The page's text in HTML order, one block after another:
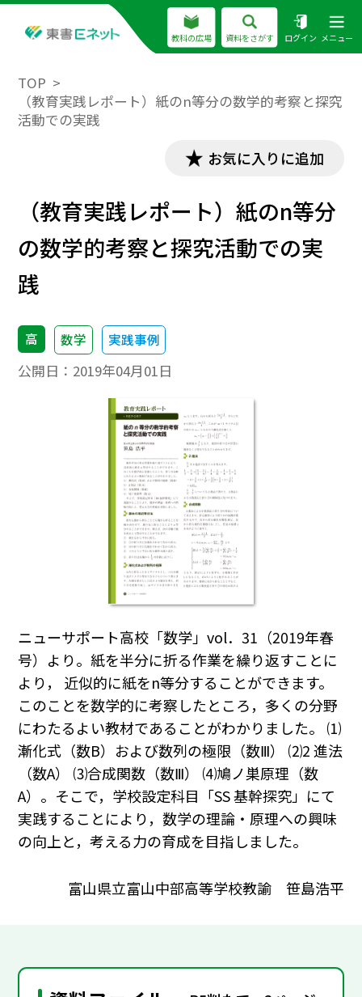
教科の広場 資料をさがす ログイン メニュー
TOP
（教育実践レポート）紙のn等分の数学的考察と探究
活動での実践
お気に入りに追加
（教育実践レポート）紙のn等分
の数学的考察と探究活動での実
践
高 数学 実践事例
公開日： 2019年04月01日
ニューサポート高校「数学」vol．31（2019年春
号）より。紙を半分に折る作業を繰り返すことに
より， 近似的に紙をn等分することができます。
このことを数学的に考察したところ，多くの分野
にわたるよい教材であることがわかりました。 ⑴
漸化式（数B）および数列の極限（数Ⅲ） ⑵2 進法
（数A） ⑶合成関数（数Ⅲ） ⑷鳩ノ巣原理（数
A）。そこで，学校設定科目「SS 基幹探究」にて
実践することにより，数学の理論・原理への興味
の向上と，考える力の育成を目指しました。
富山県立富山中部高等学校教諭 笹島浩平